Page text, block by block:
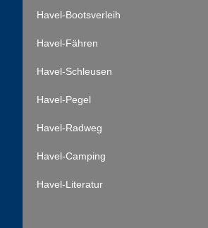
Havel-Bootsverleih
Havel-Fähren
Havel-Schleusen
Havel-Pegel
Havel-Radweg
Havel-Camping
Havel-Literatur